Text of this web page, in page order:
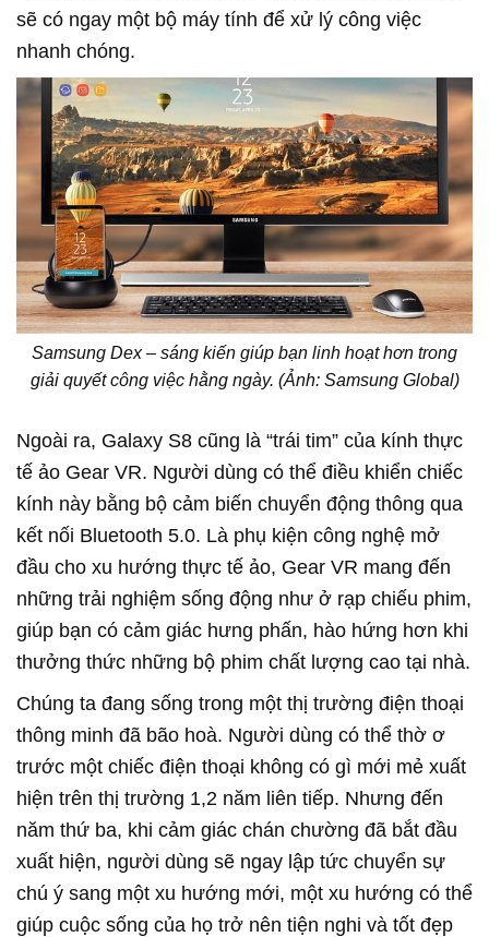
sẽ có ngay một bộ máy tính để xử lý công việc
nhanh chóng.
Samsung Dex – sáng kiến giúp bạn linh hoạt hơn trong
giải quyết công việc hằng ngày. (Ảnh: Samsung Global)
Ngoài ra, Galaxy S8 cũng là “trái tim” của kính thực
tế ảo Gear VR. Người dùng có thể điều khiển chiếc
kính này bằng bộ cảm biến chuyển động thông qua
kết nối Bluetooth 5.0. Là phụ kiện công nghệ mở
đầu cho xu hướng thực tế ảo, Gear VR mang đến
những trải nghiệm sống động như ở rạp chiếu phim,
giúp bạn có cảm giác hưng phấn, hào hứng hơn khi
thưởng thức những bộ phim chất lượng cao tại nhà.
Chúng ta đang sống trong một thị trường điện thoại
thông minh đã bão hoà. Người dùng có thể thờ ơ
trước một chiếc điện thoại không có gì mới mẻ xuất
hiện trên thị trường 1,2 năm liên tiếp. Nhưng đến
năm thứ ba, khi cảm giác chán chường đã bắt đầu
xuất hiện, người dùng sẽ ngay lập tức chuyển sự
chú ý sang một xu hướng mới, một xu hướng có thể
giúp cuộc sống của họ trở nên tiện nghi và tốt đẹp